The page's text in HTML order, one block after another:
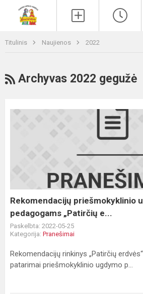
Titulinis Naujienos 2022
RSS
Archyvas 2022 gegužė
Rekomendacijų
priešmokyklinio
Rekomendacijų priešmokyklinio
pedagogams „Patirčių e...
Paskelbta: 2022-05-25
Kategorija: Pranešimai
Rekomendacijų rinkinys „Patirčių
patarimai priešmokyklinio ugdymo p...